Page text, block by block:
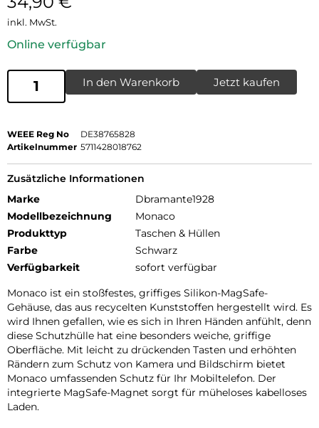
inkl. MwSt.
Online verfügbar
In den Warenkorb Jetzt kaufen
WEEE Reg No
DE38765828
Artikelnummer 5711428018762
Zusätzliche Informationen
Marke
Dbramante1928
Modellbezeichnung
Monaco
Produkttyp
Taschen & Hüllen
Farbe
Schwarz
Verfügbarkeit
sofort verfügbar
Monaco ist ein stoßfestes, griffiges Silikon-MagSafe-
Gehäuse, das aus recycelten Kunststoffen hergestellt wird. Es
wird Ihnen gefallen, wie es sich in Ihren Händen anfühlt, denn
diese Schutzhülle hat eine besonders weiche, griffige
Oberfläche. Mit leicht zu drückenden Tasten und erhöhten
Rändern zum Schutz von Kamera und Bildschirm bietet
Monaco umfassenden Schutz für Ihr Mobiltelefon. Der
integrierte MagSafe-Magnet sorgt für müheloses kabelloses
Laden.